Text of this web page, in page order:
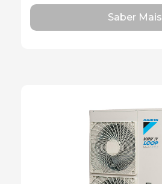
Saber Mais